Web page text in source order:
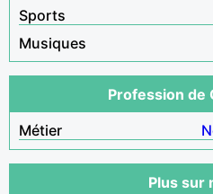
Sports
Musiques
Profession de
Métier
Plus sur